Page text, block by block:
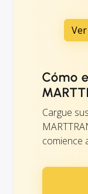
Cómo
Cargue
comience